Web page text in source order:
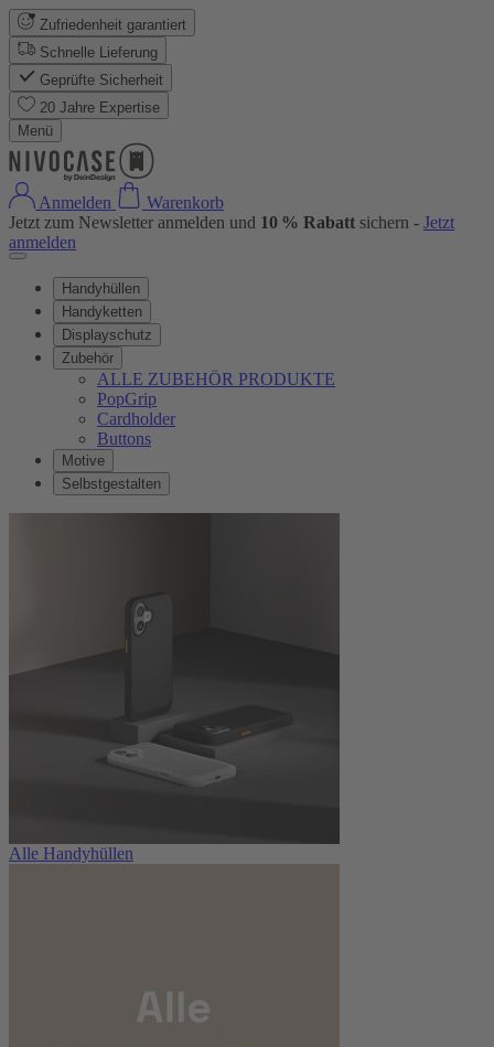
Zufriedenheit garantiert
Schnelle Lieferung
Geprüfte Sicherheit
20 Jahre Expertise
Menü
Anmelden
Warenkorb
Jetzt zum Newsletter anmelden und 10 % Rabatt sichern - Jetzt
anmelden
Handyhüllen
Handyketten
Displayschutz
Zubehör
ALLE ZUBEHÖR PRODUKTE
PopGrip
Cardholder
Buttons
Motive
Selbstgestalten
Alle Handyhüllen